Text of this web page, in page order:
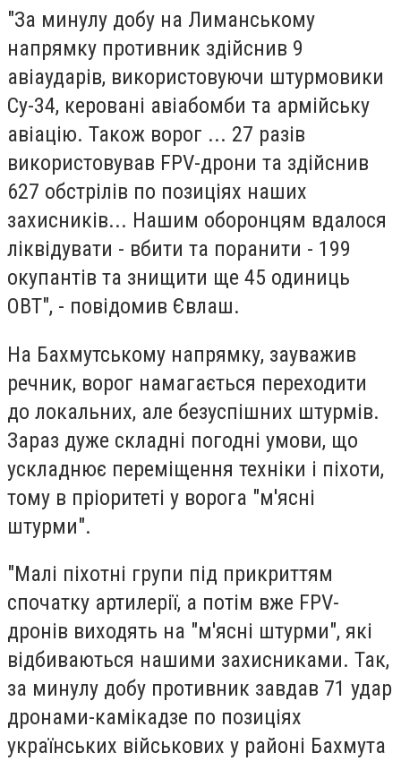
"За минулу добу на Лиманському
напрямку противник здійснив 9
авіаударів, використовуючи штурмовики
Су-34, керовані авіабомби та армійську
авіацію. Також ворог ... 27 разів
використовував FPV-дрони та здійснив
627 обстрілів по позиціях наших
захисників... Нашим оборонцям вдалося
ліквідувати - вбити та поранити - 199
окупантів та знищити ще 45 одиниць
ОВТ", - повідомив Євлаш.
На Бахмутському напрямку, зауважив
речник, ворог намагається переходити
до локальних, але безуспішних штурмів.
Зараз дуже складні погодні умови, що
ускладнює переміщення техніки і піхоти,
тому в пріоритеті у ворога "м'ясні
штурми".
"Малі піхотні групи під прикриттям
спочатку артилерії, а потім вже FPV-
дронів виходять на "м'ясні штурми", які
відбиваються нашими захисниками. Так,
за минулу добу противник завдав 71 удар
дронами-камікадзе по позиціях
українських військових у районі Бахмута